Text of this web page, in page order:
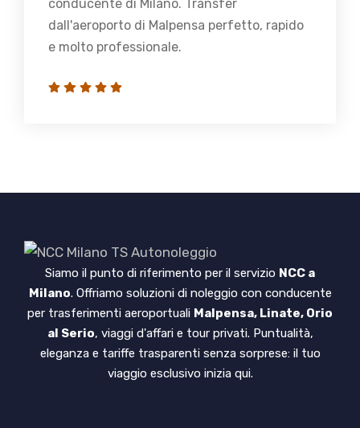
conducente di Milano. Transfer
dall'aeroporto di Malpensa perfetto, rapido
e molto professionale.
Siamo il punto di riferimento per il servizio NCC a
Milano. Offriamo soluzioni di noleggio con conducente
per trasferimenti aeroportuali Malpensa, Linate, Orio
al Serio, viaggi d'affari e tour privati. Puntualità,
eleganza e tariffe trasparenti senza sorprese: il tuo
viaggio esclusivo inizia qui.